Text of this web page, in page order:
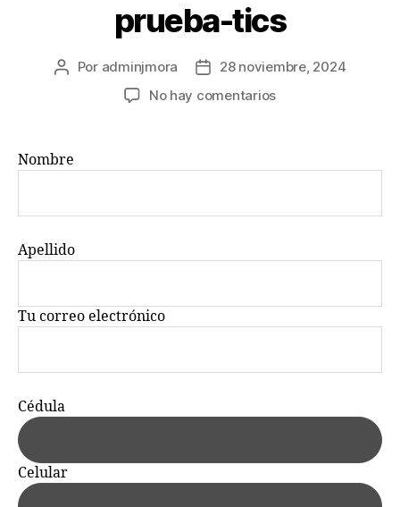
prueba-tics
Por adminjmora
28 noviembre, 2024
No hay comentarios
Nombre
Apellido
Tu correo electrónico
Cédula
Celular